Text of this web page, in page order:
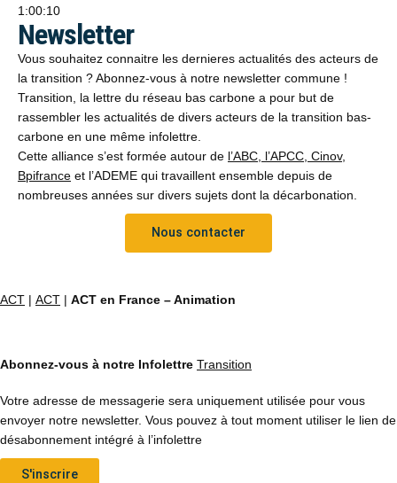
1:00:10
Newsletter
Vous souhaitez connaitre les dernieres actualités des acteurs de
la transition ? Abonnez-vous à notre newsletter commune !
Transition, la lettre du réseau bas carbone a pour but de
rassembler les actualités de divers acteurs de la transition bas-
carbone en une même infolettre.
Cette alliance s’est formée autour de l’ABC, l’APCC, Cinov,
Bpifrance et l’ADEME qui travaillent ensemble depuis de
nombreuses années sur divers sujets dont la décarbonation.
Nous contacter
ACT | ACT | ACT en France – Animation
Abonnez-vous à notre Infolettre Transition
Votre adresse de messagerie sera uniquement utilisée pour vous
envoyer notre newsletter. Vous pouvez à tout moment utiliser le lien de
désabonnement intégré à l’infolettre
S'inscrire